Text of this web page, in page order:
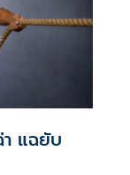
แฉยับ